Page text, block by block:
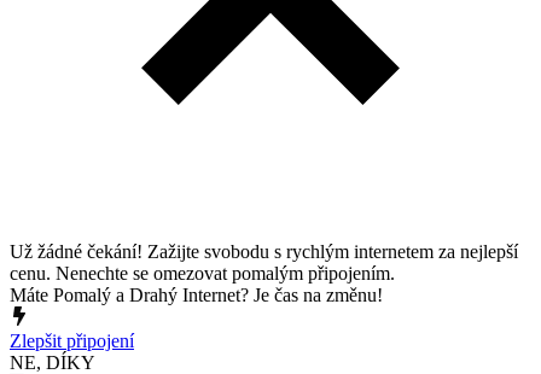
Už žádné čekání! Zažijte svobodu s rychlým internetem za nejlepší
cenu. Nenechte se omezovat pomalým připojením.
Máte Pomalý a Drahý Internet? Je čas na změnu!
Zlepšit připojení
NE, DÍKY